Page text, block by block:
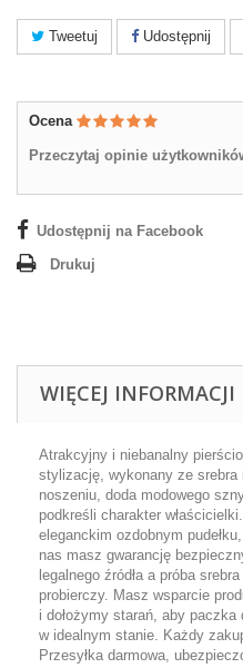
Tweetuj Udostępnij
Ocena
Przeczytaj opinie
Udostępnij na Facebook
Drukuj
WIĘCEJ INFORMACJI
Atrakcyjny i niebanalny
stylizację, wykonany ze
noszeniu, doda modowego
podkreśli charakter
eleganckim ozdobnym
nas masz gwarancję
legalnego źródła a próba
probierczy. Masz wsparcie
i dołożymy starań, aby paczka
w idealnym stanie. Każdy
Przesyłka darmowa,